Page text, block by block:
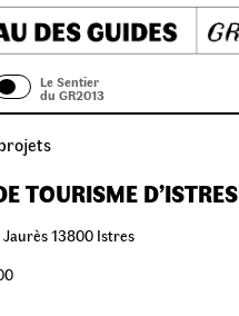
Le Sentier
du GR2013
TOURISME D’ISTRES
Jaurès 13800 Istres